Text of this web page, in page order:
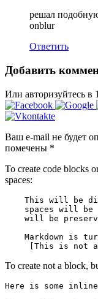
решал
onblur
Ответить
Добавить
Или авторизуйтесь в
Ваш e-mail не будет
помечены *
To create code blocks
spaces:
To create not a block,
Here is some